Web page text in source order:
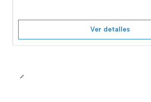
Ver detalles